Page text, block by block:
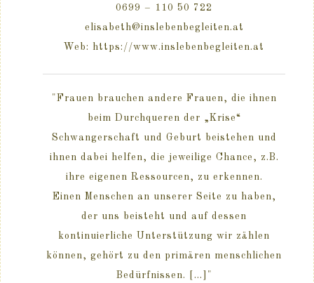
0699 – 110 50 722
elisabeth@inslebenbegleiten.at
Web: https://www.inslebenbegleiten.at
"Frauen brauchen andere Frauen, die ihnen
beim Durchqueren der „Krise“
Schwangerschaft und Geburt beistehen und
ihnen dabei helfen, die jeweilige Chance, z.B.
ihre eigenen Ressourcen, zu erkennen.
Einen Menschen an unserer Seite zu haben,
der uns beisteht und auf dessen
kontinuierliche Unterstützung wir zählen
können, gehört zu den primären menschlichen
Bedürfnissen. [...]"